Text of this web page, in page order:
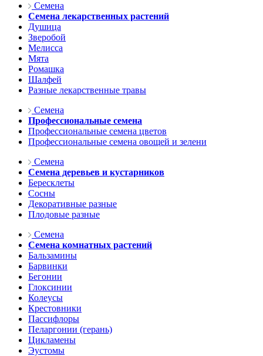
Семена
Семена лекарственных растений
Душица
Зверобой
Мелисса
Мята
Ромашка
Шалфей
Разные лекарственные травы
Семена
Профессиональные семена
Профессиональные семена цветов
Профессиональные семена овощей и зелени
Семена
Семена деревьев и кустарников
Бересклеты
Сосны
Декоративные разные
Плодовые разные
Семена
Семена комнатных растений
Бальзамины
Барвинки
Бегонии
Глоксинии
Колеусы
Крестовники
Пассифлоры
Пеларгонии (герань)
Цикламены
Эустомы